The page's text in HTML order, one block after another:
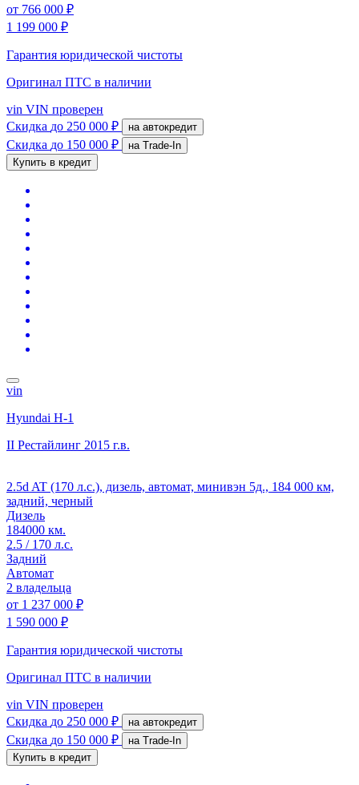
от 766 000 ₽
1 199 000 ₽
Гарантия юридической чистоты
Оригинал ПТС в наличии
vin VIN проверен
Скидка до 250 000 ₽ на автокредит
Скидка до 150 000 ₽
на Trade-In
Купить в кредит
vin
Hyundai H-1
II Рестайлинг 2015 г.в.
2.5d AT (170 л.с.), дизель, автомат, минивэн 5д., 184 000 км,
задний, черный
Дизель
184000 км.
2.5 / 170 л.с.
Задний
Автомат
2 владельца
от 1 237 000 ₽
1 590 000 ₽
Гарантия юридической чистоты
Оригинал ПТС в наличии
vin VIN проверен
Скидка до 250 000 ₽ на автокредит
Скидка до 150 000 ₽
на Trade-In
Купить в кредит